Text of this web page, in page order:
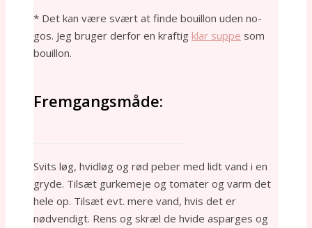
* Det kan være svært at finde bouillon uden no-
gos. Jeg bruger derfor en kraftig klar suppe som
bouillon.
Fremgangsmåde:
Svits løg, hvidløg og rød peber med lidt vand i en
gryde. Tilsæt gurkemeje og tomater og varm det
hele op. Tilsæt evt. mere vand, hvis det er
nødvendigt. Rens og skræl de hvide asparges og